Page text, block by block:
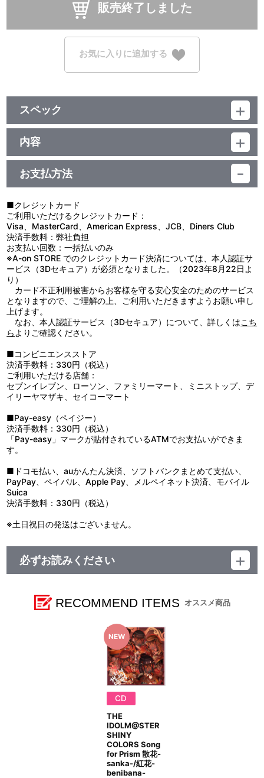
販売終了しました
お気に入りに追加する
スペック
品番：LAMD-84206
ジャンル：タオル類
素材：綿100％
サイズ：約 縦34cm×横84cm
生産エリア：中国
内容
【使用上の注意】
●本来の用途以外で使用しないでください。
●強い摩擦や突起物により、パイル糸が引き出される場合がありま
●濡れたり湿った状態での使用や摩擦により、色落ちや色移りのお
それがありますので、ご注意ください。
●洗濯すると、多少縮む場合があります。
●洗濯の際はネットに入れて洗ってください。
●塩素系洗剤・漂白剤・柔軟剤の使用はお避けください。
●濡れたまま放置すると、色落ち・色移りなどの原因になります。
洗濯後は形を整えて、速やかに干してください。
●直射日光及び紫外線が長期間あたる場所での保管は変色や劣化の
原因になりますのでお避けください。
●乾燥機の使用はお避けください。
お支払方法
■クレジットカード
ご利用いただけるクレジットカード：
Visa、MasterCard、American Express、JCB、Diners Club
決済手数料：弊社負担
お支払い回数：一括払いのみ
※A-on STORE でのクレジットカード決済については、本人認証サ
ービス（3Dセキュア）が必須となりました。（2023年8月22日よ
り）
カード不正利用被害からお客様を守る安心安全のためのサービス
となりますので、ご理解の上、ご利用いただきますようお願い申し
上げます。
なお、本人認証サービス（3Dセキュア）について、詳しくはこち
ら よりご確認ください。
■コンビニエンスストア
決済手数料：330円（税込）
ご利用いただける店舗：
セブンイレブン、ローソン、ファミリーマート、ミニストップ、デ
イリーヤマザキ、セイコーマート
■Pay-easy（ペイジー）
決済手数料：330円（税込）
「Pay-easy」マークが貼付されているATMでお支払いができま
す。
■ドコモ払い、auかんたん決済、ソフトバンクまとめて支払い、
PayPay、ペイパル、Apple Pay、メルペイネット決済、モバイル
Suica
決済手数料：330円（税込）
※土日祝日の発送はございません。
必ずお読みください
■受付期間：2026年6月3日（水）～2026年6月17日（水）23:59
■お届け予定：：2026年8月上旬以降順次発送
※お届け地域や配送状況によりお届けに時間がかかる場合がござい
ますので予めご了承ください。
A-on STORE Powered by A!SMART
※今後、その他店舗やイベント会場、海外等で販売する場合がござ
います。詳細は公式サイト等でご案内いたします。
※本商品は、アソビストア、A-on STORE Powered by
A!SMART、アニメイトにて販売される商品と同じ商品となりま
RECOMMEND ITEMS オススメ商品
CD
THE
IDOLM@STER
SHINY
COLORS Song
for Prism 散花-
sanka-/紅花-
benibana-